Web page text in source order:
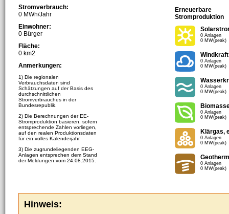
Stromverbrauch:
0 MWh/Jahr
Einwohner:
0 Bürger
Fläche:
0 km2
Anmerkungen:
1) Die regionalen
Verbrauchsdaten sind
Schätzungen auf der Basis des
durchschnittlichen
Stromverbrauches in der
Bundesrepublik.
2) Die Berechnungen der EE-
Stromproduktion basieren, sofern
entsprechende Zahlen vorliegen,
auf den realen Produktionsdaten
für ein volles Kalenderjahr.
3) Die zugrundeliegenden EEG-
Anlagen entsprechen dem Stand
der Meldungen vom 24.08.2015.
Erneuerbare
Stromproduktion
0 Anlagen
0 MW(peak)
Windkraft
0 Anlagen
0 MW(peak)
0 Anlagen
0 MW(peak)
0 Anlagen
0 MW(peak)
Klärgas,
0 Anlagen
0 MW(peak)
0 Anlagen
0 MW(peak)
Hinweis: